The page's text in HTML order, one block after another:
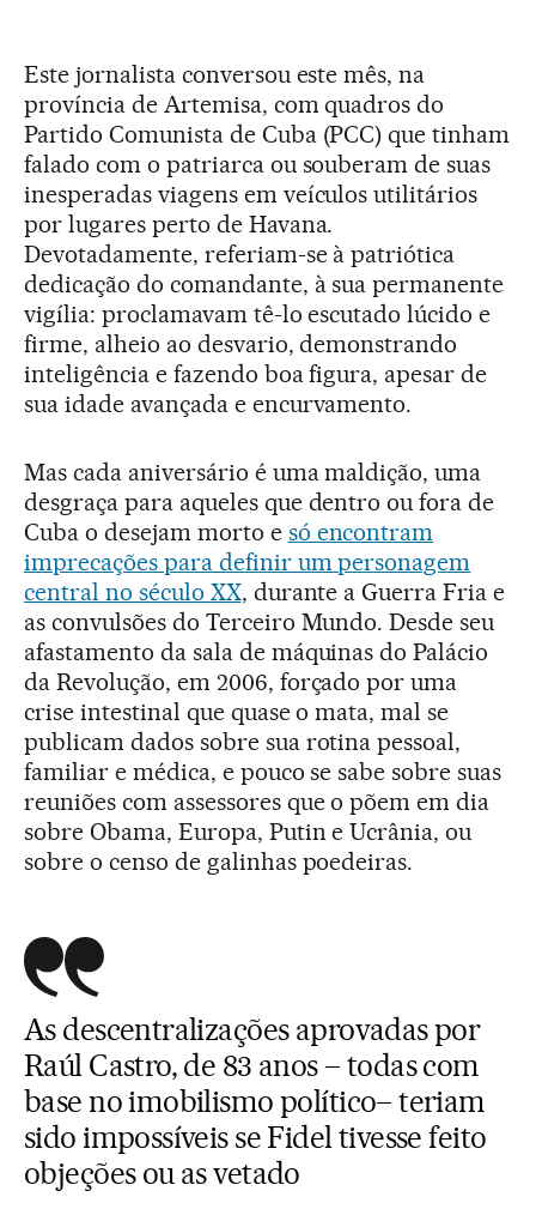
Este jornalista conversou este mês, na
província de Artemisa, com quadros do
Partido Comunista de Cuba (PCC) que tinham
falado com o patriarca ou souberam de suas
inesperadas viagens em veículos utilitários
por lugares perto de Havana.
Devotadamente, referiam-se à patriótica
dedicação do comandante, à sua permanente
vigília: proclamavam tê-lo escutado lúcido e
firme, alheio ao desvario, demonstrando
inteligência e fazendo boa figura, apesar de
sua idade avançada e encurvamento.
Mas cada aniversário é uma maldição, uma
desgraça para aqueles que dentro ou fora de
Cuba o desejam morto e só encontram
imprecações para definir um personagem
central no século XX, durante a Guerra Fria e
as convulsões do Terceiro Mundo. Desde seu
afastamento da sala de máquinas do Palácio
da Revolução, em 2006, forçado por uma
crise intestinal que quase o mata, mal se
publicam dados sobre sua rotina pessoal,
familiar e médica, e pouco se sabe sobre suas
reuniões com assessores que o põem em dia
sobre Obama, Europa, Putin e Ucrânia, ou
sobre o censo de galinhas poedeiras.
As descentralizações aprovadas por
Raúl Castro, de 83 anos – todas com
base no imobilismo político– teriam
sido impossíveis se Fidel tivesse feito
objeções ou as vetado